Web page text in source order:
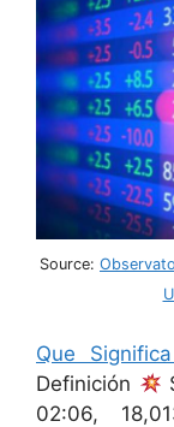
Source:
Que
Definición
02:06,